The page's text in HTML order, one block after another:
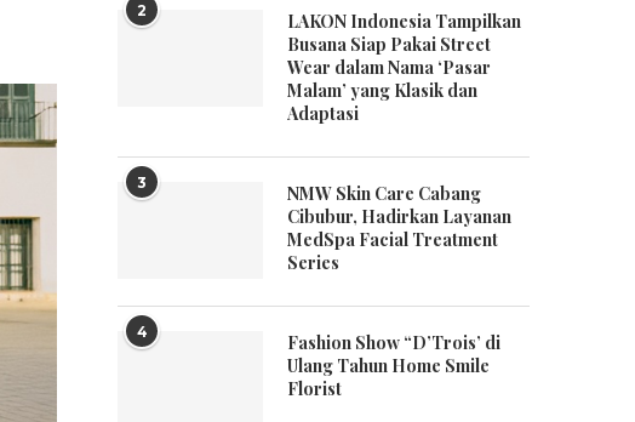
2
LAKON Indonesia Tampilkan
Busana Siap Pakai Street
Wear dalam Nama ‘Pasar
Malam’ yang Klasik dan
Adaptasi
3
NMW Skin Care Cabang
Cibubur, Hadirkan Layanan
MedSpa Facial Treatment
Series
4
Fashion Show “D’Trois’ di
Ulang Tahun Home Smile
Florist